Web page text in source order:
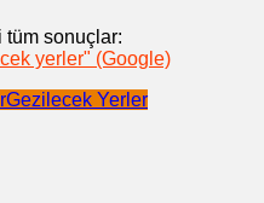
sonuçlar:
yerler" (Google)
Gezilecek Yerler